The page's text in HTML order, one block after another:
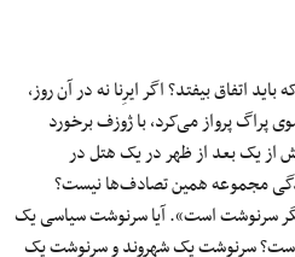
اتفاق بیفتد؟ اگر ایرِنا نه در آن روز،
پراگ پرواز می‌کرد، با ژوزف برخورد
از یک بعد از ظهر در یک هتل در
مجموعه همین تصادف‌ها نیست؟
سرنوشت است». آیا سرنوشت سیاسی یک
سرنوشت یک شهروند و سرنوشت یک